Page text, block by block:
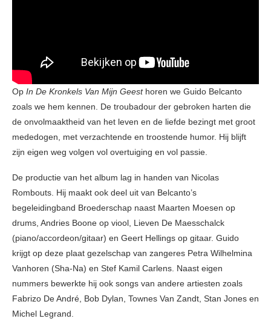
Op In De Kronkels Van Mijn Geesthoren we Guido Belcanto
zoals we hem kennen. De troubadour der gebroken harten die
de onvolmaaktheid van het leven en de liefde bezingt met groot
mededogen, met verzachtende en troostende humor. Hij blijft
zijn eigen weg volgen vol overtuiging en vol passie.
De productie van het album lag in handen van Nicolas
Rombouts. Hij maakt ook deel uit van Belcanto’s
begeleidingband Broederschap naast Maarten Moesen op
drums, Andries Boone op viool, Lieven De Maesschalck
(piano/accordeon/gitaar) en Geert Hellings op gitaar. Guido
krijgt op deze plaat gezelschap van zangeres Petra Wilhelmina
Vanhoren (Sha-Na) en Stef Kamil Carlens. Naast eigen
nummers bewerkte hij ook songs van andere artiesten zoals
Fabrizo De André, Bob Dylan, Townes Van Zandt, Stan Jones en
Michel Legrand.